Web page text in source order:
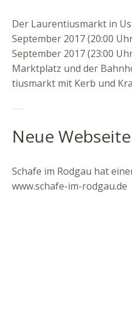
Der Laurentiusmarkt in
September 2017 (20:00
September 2017 (23:00
Marktplatz und der
ti­us­markt mit Kerb und
Neue
Schafe im Rodgau hat
www.schafe-im-rodgau.de